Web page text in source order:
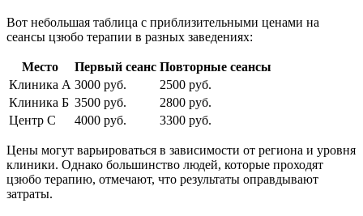
Вот небольшая таблица с приблизительными ценами на
сеансы цзюбо терапии в разных заведениях:
Место Первый сеанс Повторные сеансы
Клиника А 3000 руб.
2500 руб.
Клиника Б 3500 руб.
2800 руб.
Центр С
4000 руб. 3300 руб.
Цены могут варьироваться в зависимости от региона и уровня
клиники. Однако большинство людей, которые проходят
цзюбо терапию, отмечают, что результаты оправдывают
затраты.